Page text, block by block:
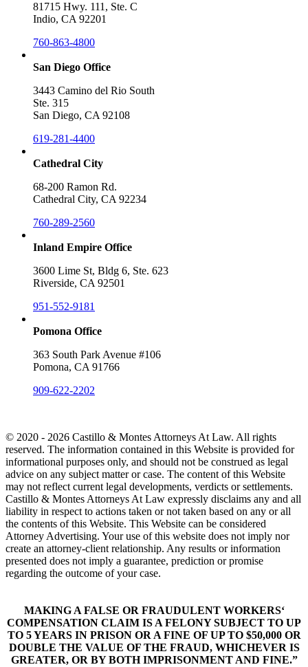
81715 Hwy. 111, Ste. C
Indio, CA 92201
760-863-4800
San Diego Office
3443 Camino del Rio South
Ste. 315
San Diego, CA 92108
619-281-4400
Cathedral City
68-200 Ramon Rd.
Cathedral City, CA 92234
760-289-2560
Inland Empire Office
3600 Lime St, Bldg 6, Ste. 623
Riverside, CA 92501
951-552-9181
Pomona Office
363 South Park Avenue #106
Pomona, CA 91766
909-622-2202
© 2020 - 2026 Castillo & Montes Attorneys At Law. All rights
reserved. The information contained in this Website is provided for
informational purposes only, and should not be construed as legal
advice on any subject matter or case. The content of this Website
may not reflect current legal developments, verdicts or settlements.
Castillo & Montes Attorneys At Law expressly disclaims any and all
liability in respect to actions taken or not taken based on any or all
the contents of this Website. This Website can be considered
Attorney Advertising. Your use of this website does not imply nor
create an attorney-client relationship. Any results or information
presented does not imply a guarantee, prediction or promise
regarding the outcome of your case.
MAKING A FALSE OR FRAUDULENT WORKERS‘
COMPENSATION CLAIM IS A FELONY SUBJECT TO UP
TO 5 YEARS IN PRISON OR A FINE OF UP TO $50,000 OR
DOUBLE THE VALUE OF THE FRAUD, WHICHEVER IS
GREATER, OR BY BOTH IMPRISONMENT AND FINE.”